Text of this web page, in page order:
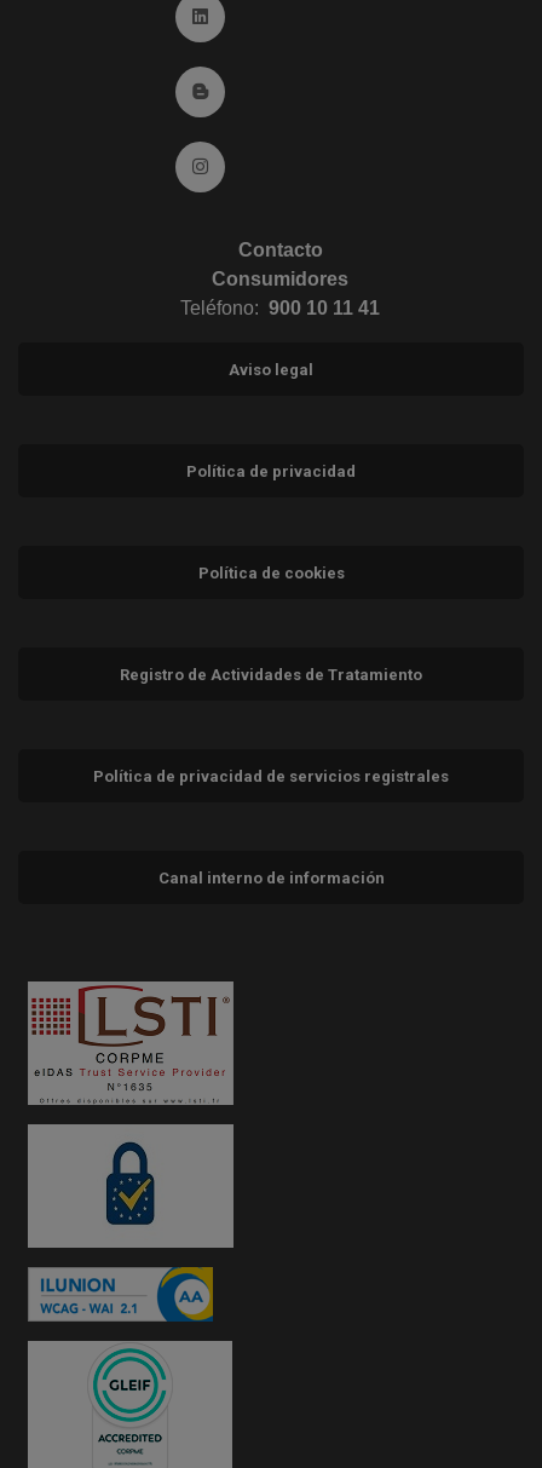
Ir a Linkedin (abre en ventana nueva)
Ir al Blog (abre en ventana nueva)
Ir a Instagram (abre en ventana nueva)
Contacto
Consumidores
Teléfono: 900 10 11 41
Aviso legal
Política de privacidad
Política de cookies
Registro de Actividades de Tratamiento
Política de privacidad de servicios registrales
Canal interno de información